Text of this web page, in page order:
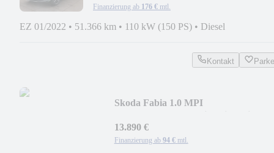
Finanzierung ab 176 € mtl.
EZ 01/2022 • 51.366 km • 110 kW (150 PS) • Diesel
Kontakt
Skoda Fabia 1.0 MPI
13.890 €
Finanzierung ab 94 € mtl.